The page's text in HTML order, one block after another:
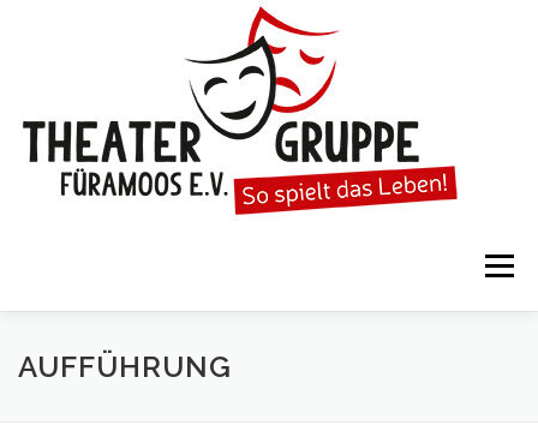
Menü
STARTSEITE DIE THEATERGRUPPE
AUFFÜHRUNG